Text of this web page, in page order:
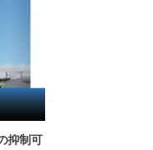
抑制可